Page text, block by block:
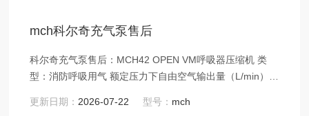
mch科尔奇充气泵售后
科尔奇充气泵售后：MCH42 OPEN VM呼吸器压缩机 类
型：消防呼吸用气 额定压力下自由空气输出量（L/min）：
工作压（Bar g）：425 电压：380V 驱动功率（kW） ：
更新日期： 2026-07-22 型号： mch